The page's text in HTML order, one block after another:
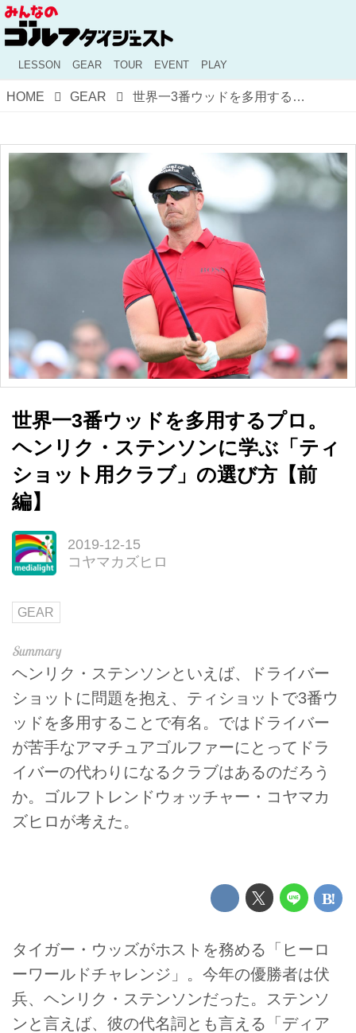
LESSON GEAR TOUR EVENT PLAY
HOME GEAR 世界一3番ウッドを多用するプロ。ヘンリク・ステンソンに学ぶ「ティショット用クラブ」の選び方【前編】
世界一3番ウッドを多用するプロ。
ヘンリク・ステンソンに学ぶ「ティ
ショット用クラブ」の選び方【前
編】
2019-12-15
コヤマカズヒロ
GEAR
ヘンリク・ステンソンといえば、ドライバー
ショットに問題を抱え、ティショットで3番ウ
ッドを多用することで有名。ではドライバー
が苦手なアマチュアゴルファーにとってドラ
イバーの代わりになるクラブはあるのだろう
か。ゴルフトレンドウォッチャー・コヤマカ
ズヒロが考えた。
タイガー・ウッズがホストを務める「ヒーロ
ーワールドチャレンジ」。今年の優勝者は伏
兵、ヘンリク・ステンソンだった。ステンソ
ンと言えば、彼の代名詞とも言える「ディア